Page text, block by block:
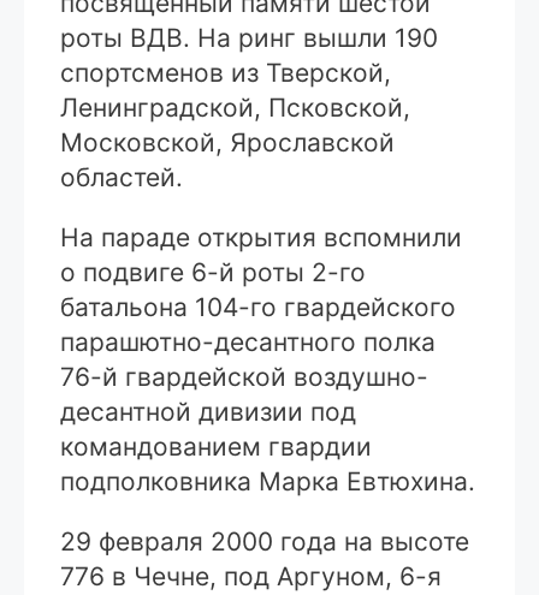
роты ВДВ. На ринг вышли 190
спортсменов из Тверской,
Ленинградской, Псковской,
Московской, Ярославской
областей.
На параде открытия вспомнили
о подвиге 6-й роты 2-го
батальона 104-го гвардейского
парашютно-десантного полка
76-й гвардейской воздушно-
десантной дивизии под
командованием гвардии
подполковника Марка Евтюхина.
29 февраля 2000 года на высоте
776 в Чечне, под Аргуном, 6-я